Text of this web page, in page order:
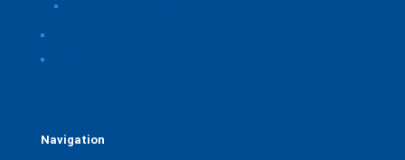
Navigation